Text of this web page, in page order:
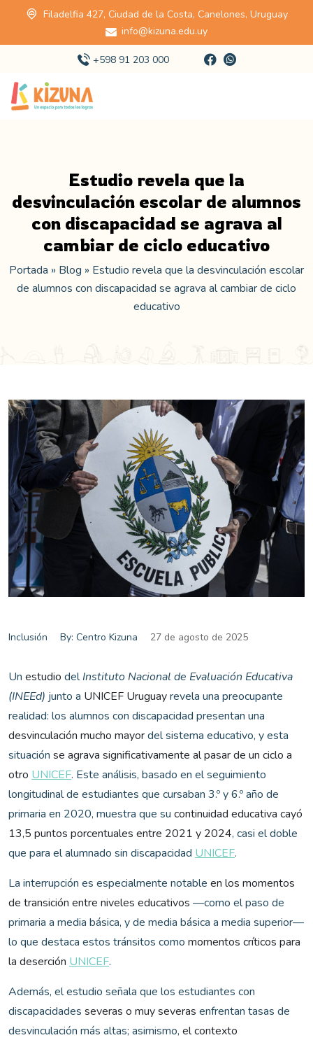
Filadelfia 427, Ciudad de la Costa, Canelones, Uruguay
info@kizuna.edu.uy
+598 91 203 000
Estudio revela que la
desvinculación escolar de alumnos
con discapacidad se agrava al
cambiar de ciclo educativo
Portada » Blog » Estudio revela que la desvinculación escolar
de alumnos con discapacidad se agrava al cambiar de ciclo
educativo
Inclusión By: Centro Kizuna 27 de agosto de 2025
Un estudio delInstituto Nacional de Evaluación Educativa
(INEEd) junto a UNICEF Uruguayrevela una preocupante
realidad: los alumnos con discapacidad presentan una
desvinculación mucho mayordel sistema educativo, y esta
situación se agrava significativamente al pasar de un ciclo a
otro UNICEF. Este análisis, basado en el seguimiento
longitudinal de estudiantes que cursaban 3.º y 6.º año de
primaria en 2020, muestra que su continuidad educativa cayó
13,5 puntos porcentuales entre 2021 y 2024, casi el doble
que para el alumnado sin discapacidad UNICEF.
La interrupción es especialmente notable en los momentos
de transición entre niveles educativos —como el paso de
primaria a media básica, y de media básica a media superior—
lo que destaca estos tránsitos como momentos críticos para
la deserción UNICEF.
Además, el estudio señala que los estudiantes con
discapacidades severas o muy severas enfrentan tasas de
desvinculación más altas; asimismo, el contexto